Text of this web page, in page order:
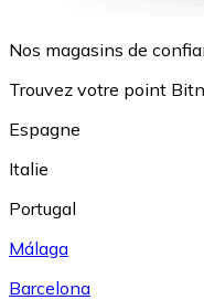
Nos magasins de
Trouvez votre point
Espagne
Italie
Portugal
Málaga
Barcelona